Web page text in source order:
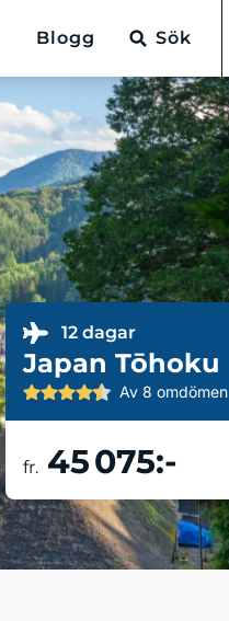
Blogg Sök
12 dagar
Japan Tōhoku
Av 8 omdömen
fr. 45 075:-